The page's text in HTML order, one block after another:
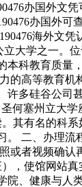
办国外文
办国外
海外文凭
大学之一。
科教育质
高等教育
多硅谷公
塞州立大
其有名的科
二、办理
者视频确
，使馆网站
、健康与